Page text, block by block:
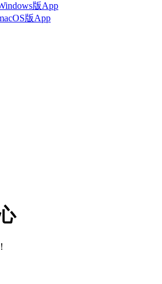
版App
版App